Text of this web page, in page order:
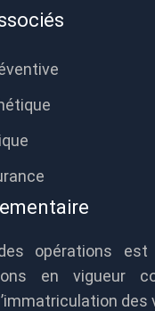
des opérations
en vigueur
des